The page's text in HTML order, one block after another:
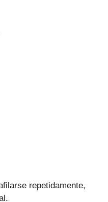
repetidamente,